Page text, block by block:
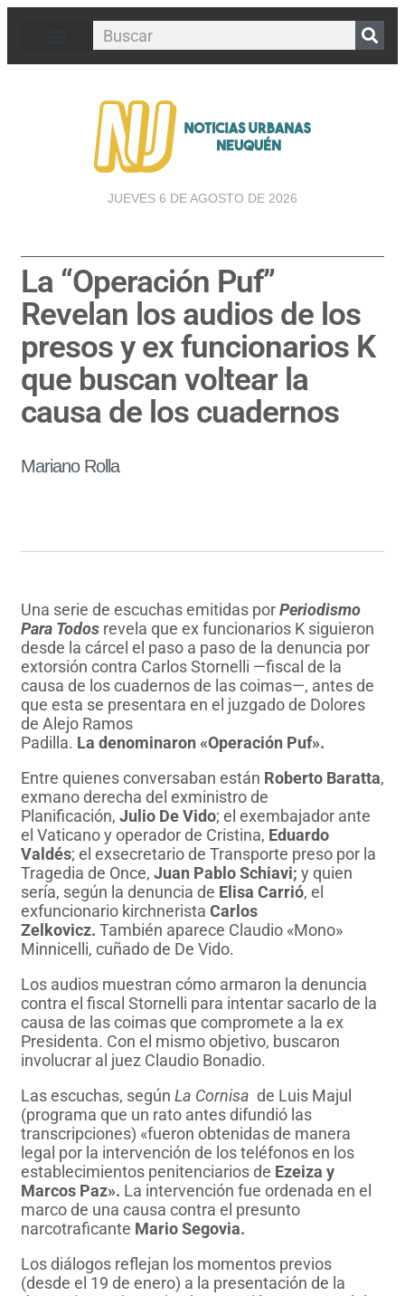
JUEVES 6 DE AGOSTO DE 2026
La “Operación Puf”
Revelan los audios de los
presos y ex funcionarios K
que buscan voltear la
causa de los cuadernos
Mariano Rolla
Una serie de escuchas emitidas porPeriodismo
Para Todos revela que ex funcionarios K siguieron
desde la cárcel el paso a paso de la denuncia por
extorsión contra Carlos Stornelli —fiscal de la
causa de los cuadernos de las coimas—, antes de
que esta se presentara en el juzgado de Dolores
de Alejo Ramos
Padilla. La denominaron «Operación Puf».
Entre quienes conversaban están Roberto Baratta,
exmano derecha del exministro de
Planificación, Julio De Vido; el exembajador ante
el Vaticano y operador de Cristina, Eduardo
Valdés; el exsecretario de Transporte preso por la
Tragedia de Once, Juan Pablo Schiavi; y quien
sería, según la denuncia de Elisa Carrió, el
exfuncionario kirchnerista Carlos
Zelkovicz. También aparece Claudio «Mono»
Minnicelli, cuñado de De Vido.
Los audios muestran cómo armaron la denuncia
contra el fiscal Stornelli para intentar sacarlo de la
causa de las coimas que compromete a la ex
Presidenta. Con el mismo objetivo, buscaron
involucrar al juez Claudio Bonadio.
Las escuchas, según La Cornisa de Luis Majul
(programa que un rato antes difundió las
transcripciones) «fueron obtenidas de manera
legal por la intervención de los teléfonos en los
establecimientos penitenciarios de Ezeiza y
Marcos Paz». La intervención fue ordenada en el
marco de una causa contra el presunto
narcotraficante Mario Segovia.
Los diálogos reflejan los momentos previos
(desde el 19 de enero) a la presentación de la